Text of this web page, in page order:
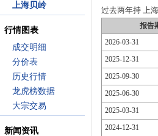
上海贝岭
行情图表
成交明细
分价表
历史行情
龙虎榜数据
大宗交易
新闻资讯
过去两年持 上
报告
2026-03-31
2025-12-31
2025-09-30
2025-06-30
2025-03-31
2024-12-31